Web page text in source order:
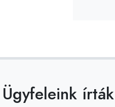
Ügyfeleink
Ügyfeleink